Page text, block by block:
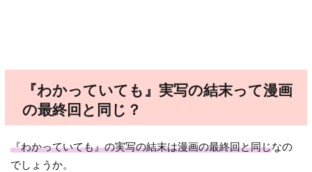
『わかっていても』実写の結末って漫画
の最終回と同じ？
『わかっていても』の実写の結末は漫画の最終回と同じなの
でしょうか。